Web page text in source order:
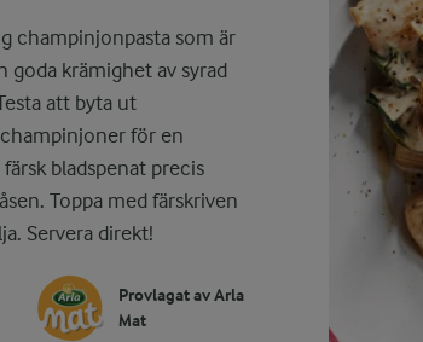
champinjonpasta som är
goda krämighet av syrad
att byta ut
för en
bladspenat precis
Toppa med färskriven
Servera direkt!
Provlagat av Arla
Mat